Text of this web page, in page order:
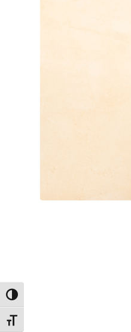
Keuze voor hoog contrast
Kies grootte van het lettertype